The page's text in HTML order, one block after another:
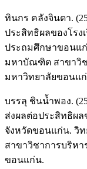
ทินกร คลังจินดา.
ประสิทธิผลของโรง
ประถมศึกษาขอนแ
มหาบัณฑิต สาขาวิ
มหาวิทยาลัยขอนแ
บรรลุ ชินน้ำพอง.
ส่งผลต่อประสิทธิผล
จังหวัดขอนแก่น.
สาขาวิชาการบริห
ขอนแก่น.